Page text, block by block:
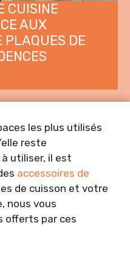
CUISINE
AUX
PLAQUES DE
les plus utilisés
reste
utiliser, il est
accessoires de
de cuisson et votre
nous vous
offerts par ces